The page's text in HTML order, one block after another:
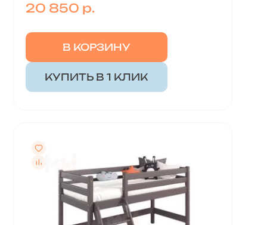
20 850 р.
В КОРЗИНУ
КУПИТЬ В 1 КЛИК